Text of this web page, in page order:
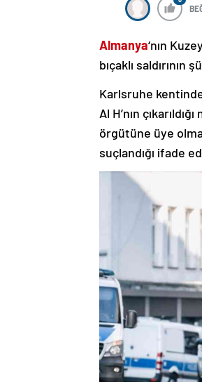
Almanya‘nın
bıçaklı
Karlsruhe
Al H’nın
örgütüne üye
suçlandığı ifade